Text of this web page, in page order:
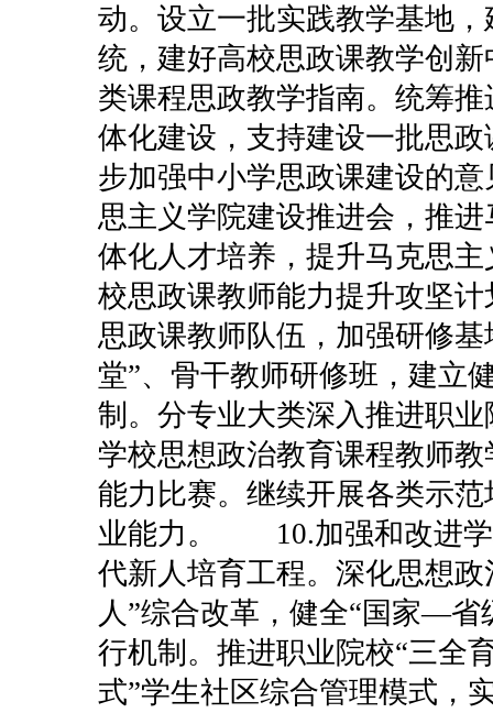
动。设立一批实践教学基地
统，建好高校思政课教学创
类课程思政教学指南。统筹
体化建设，支持建设一批思
步加强中小学思政课建设的
思主义学院建设推进会，推
体化人才培养，提升马克思
校思政课教师能力提升攻坚
思政课教师队伍，加强研修
堂”、骨干教师研修班，建立
制。分专业大类深入推进职
学校思想政治教育课程教师
能力比赛。继续开展各类示
业能力。
10.加强和改进
代新人培育工程。深化思想
人”综合改革，健全“国家—
行机制。推进职业院校“三全
式”学生社区综合管理模式，